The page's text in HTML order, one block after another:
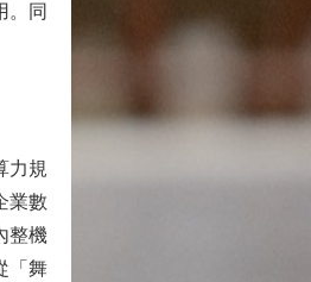
。同
力規
業數
整機
「舞